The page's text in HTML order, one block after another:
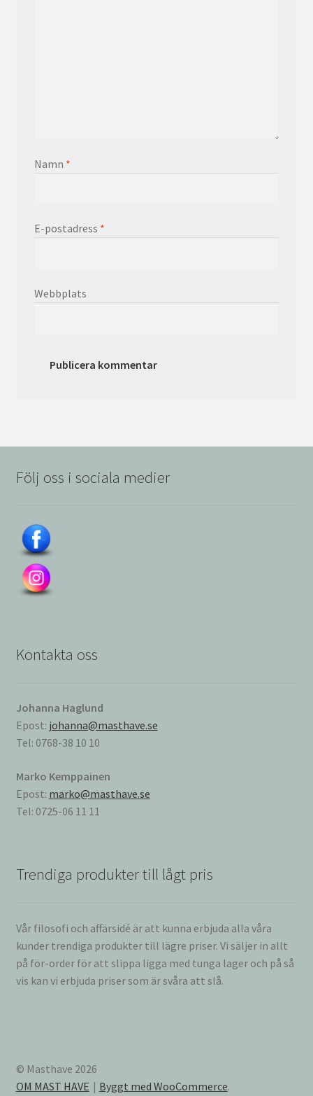
Namn *
E-postadress *
Webbplats
Följ oss i sociala medier
Kontakta oss
Johanna Haglund
Epost: johanna@masthave.se
Tel: 0768-38 10 10
Marko Kemppainen
Epost: marko@masthave.se
Tel: 0725-06 11 11
Trendiga produkter till lågt pris
Vår filosofi och affärsidé är att kunna erbjuda alla våra
kunder trendiga produkter till lägre priser. Vi säljer in allt
på för-order för att slippa ligga med tunga lager och på så
vis kan vi erbjuda priser som är svåra att slå.
© Masthave 2026
OM MAST HAVE
Byggt med WooCommerce.